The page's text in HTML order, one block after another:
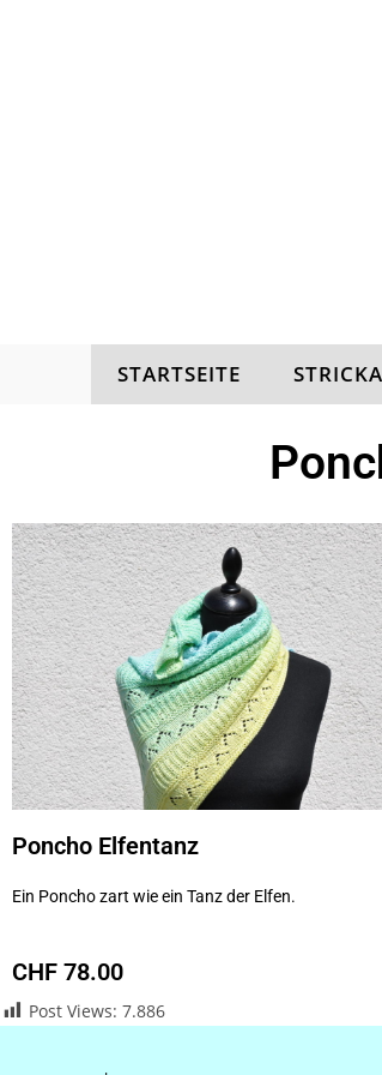
STARTSEITE
Poncho Elfentanz
Ein Poncho zart wie ein Tanz der Elfen.
CHF 78.00
Post Views: 7.886